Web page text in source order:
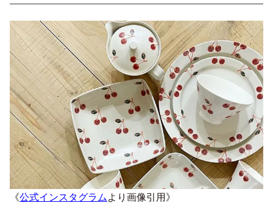
《公式インスタグラム より画像引用》